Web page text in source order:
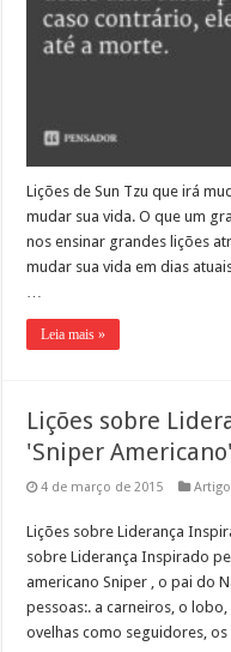
Lições de Sun Tzu que irá
mudar sua vida. O que um
nos ensinar grandes lições
mudar sua vida em dias
…
Leia mais »
Lições sobre
'Sniper Americano'
4 de março de 2015
Lições sobre Liderança
sobre Liderança Inspirado
americano Sniper , o pai do
pessoas:. a carneiros, o lobo,
ovelhas como seguidores,